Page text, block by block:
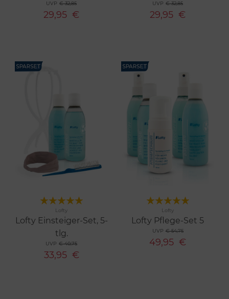
UVP € 32,85
29,95 €
UVP € 32,85
29,95 €
Merken
Lofty
Lofty Einsteiger-Set, 5-
tlg.
UVP € 40,75
33,95 €
Merken
Lofty
Lofty Pflege-Set 5
UVP € 54,75
49,95 €